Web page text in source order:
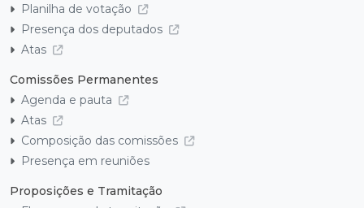
Planilha de votação
Presença dos deputados
Atas
Comissões Permanentes
Agenda e pauta
Atas
Composição das comissões
Presença em reuniões
Proposições e Tramitação